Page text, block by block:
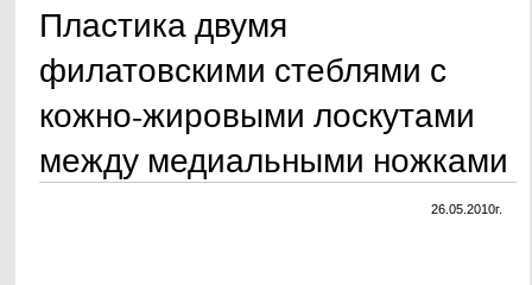
Пластика двумя
филатовскими стеблями с
кожно-жировыми лоскутами
между медиальными ножками
26.05.2010г.